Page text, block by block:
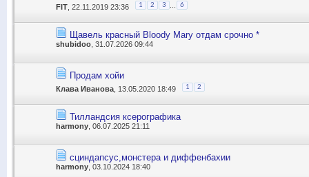
FIT , 22.11.2019 23:36 1 2 3 6
Щавель красный Bloody Mary отдам срочно *
shubidoo , 31.07.2026 09:44
Продам хойи
Клава Иванова , 13.05.2020 18:49 1 2
Тилландсия ксерографика
harmony , 06.07.2025 21:11
сциндапсус,монстера и диффенбахии
harmony , 03.10.2024 18:40